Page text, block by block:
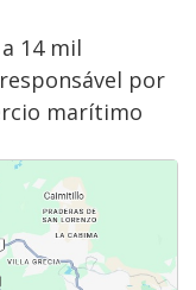
14 mil
por
marítimo